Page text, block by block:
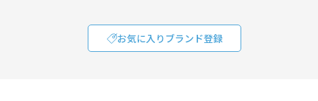
お気に入りブランド登録